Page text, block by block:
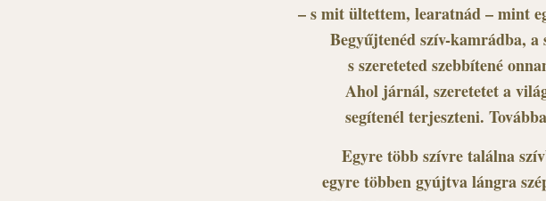
– s mit ültettem, learatnád – mint
Begyűjtenéd szív-kamrádba, a
s szereteted szebbítené
Ahol járnál, szeretetet a
segítenél terjeszteni.
Egyre több szívre találna
egyre többen gyújtva lángra